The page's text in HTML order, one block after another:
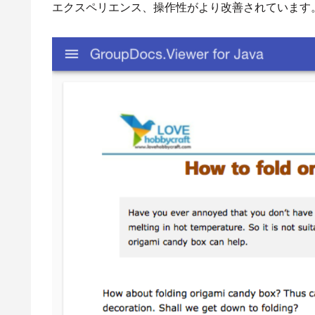
エクスペリエンス、操作性がより改善されています